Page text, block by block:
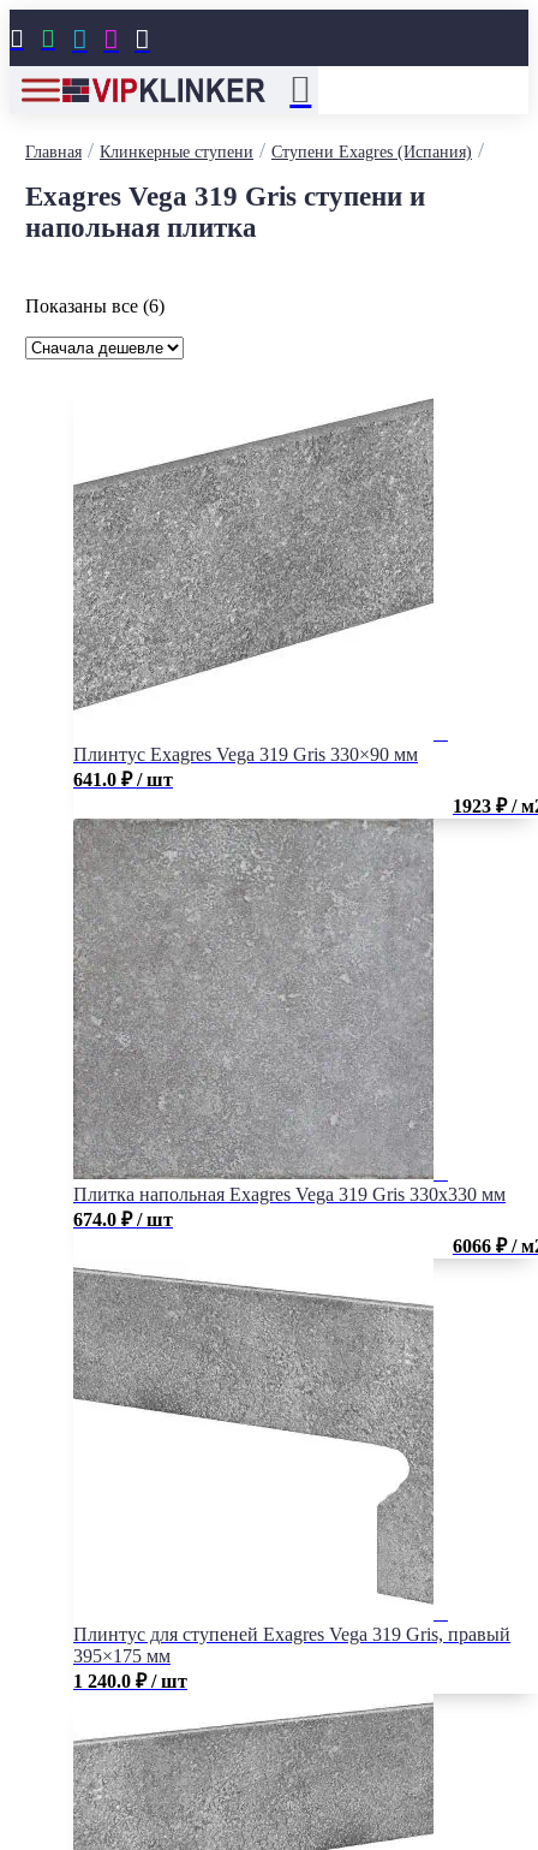
    
Главная/ Клинкерные ступени / Ступени Exagres (Испания) /
Exagres Vega 319 Gris ступени и
напольная плитка
Показаны все (6)Цены:
возрастанию
Плинтус Exagres Vega 319 Gris 330×90 мм
641.0 ₽ / шт
1923 ₽ /
Плитка напольная Exagres Vega 319 Gris 330х330 мм
674.0 ₽ / шт
6066 ₽ /
Плинтус для ступеней Exagres Vega 319 Gris, правый
395×175 мм
1 240.0 ₽ / шт